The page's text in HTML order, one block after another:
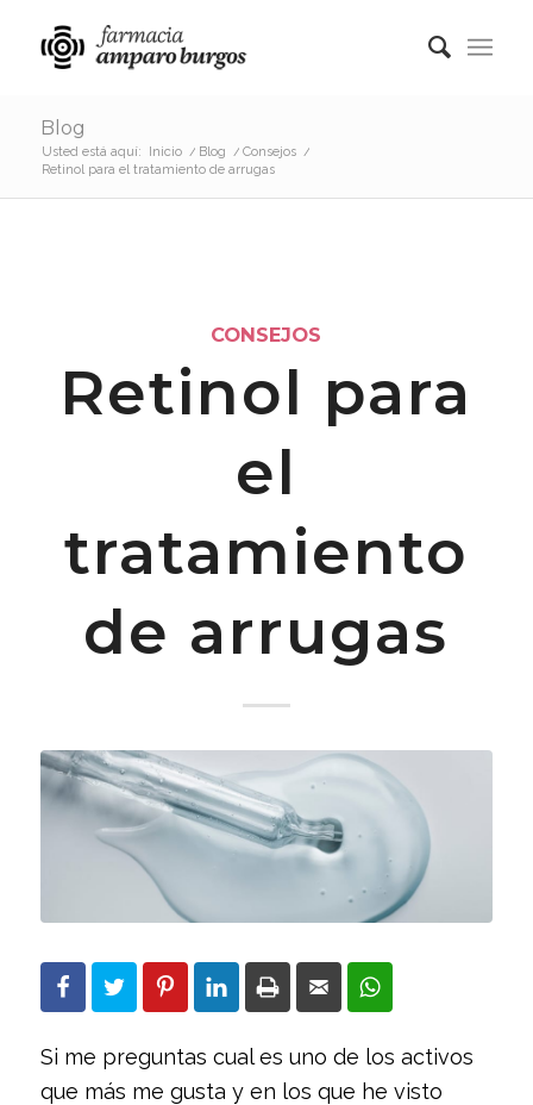
Blog
Usted está aquí: Inicio / Blog / Consejos /
Retinol para el tratamiento de arrugas
CONSEJOS
Retinol para
el
tratamiento
de arrugas
Si me preguntas cual es uno de los activos
que más me gusta y en los que he visto